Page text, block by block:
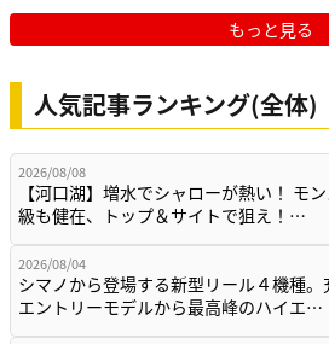
もっと見る
人気記事ランキング(全体)
2026/08/08
【河口湖】増水でシャローが熱い！ モ
級も健在、トップ＆サイトで狙え！…
2026/08/04
シマノから登場する新型リール４機種。
エントリーモデルから最高峰のハイエ…